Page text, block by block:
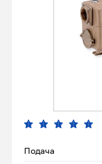
Подача